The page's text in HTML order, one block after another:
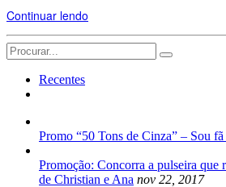
Continuar lendo
Search
for:
Recentes
Promo “50 Tons de Cinza” – Sou
Promoção: Concorra a pulseira que
de Christian e Ana nov 22, 2017